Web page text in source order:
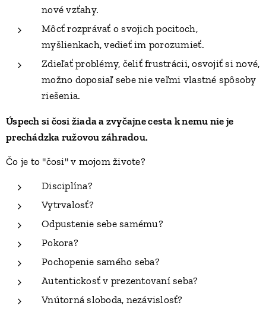
nové vzťahy.
Môcť rozprávať o svojich pocitoch,
myšlienkach, vedieť im porozumieť.
Zdieľať problémy, čeliť frustrácii, osvojiť si nové,
možno doposiaľ sebe nie veľmi vlastné spôsoby
riešenia.
Úspech si čosi žiada a zvyčajne cesta k nemu nie je
prechádzka ružovou záhradou.
Čo je to "čosi" v mojom živote?
Disciplína?
Vytrvalosť?
Odpustenie sebe samému?
Pokora?
Pochopenie samého seba?
Autentickosť v prezentovaní seba?
Vnútorná sloboda, nezávislosť?